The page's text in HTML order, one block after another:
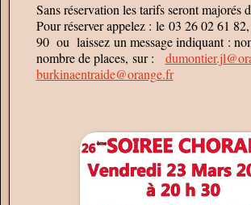
Sans réservation les tarifs seront majorés
Pour réserver appelez : le 03 26 02 61
90 ou laissez un message indiquant :
nombre de places, sur :
burkinaentraide@orange.fr